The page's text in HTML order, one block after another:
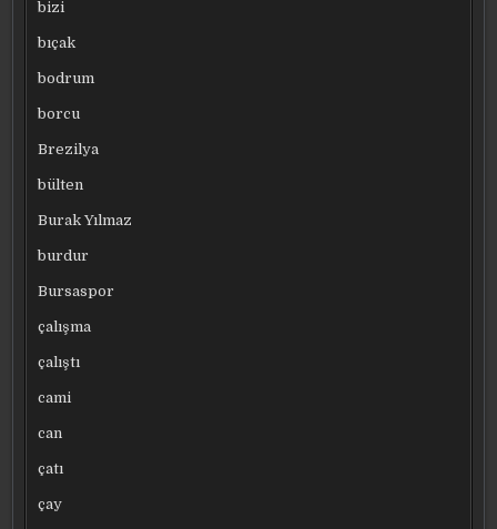
bizi
bıçak
bodrum
borcu
Brezilya
bülten
Burak Yılmaz
burdur
Bursaspor
çalışma
çalıştı
cami
can
çatı
çay